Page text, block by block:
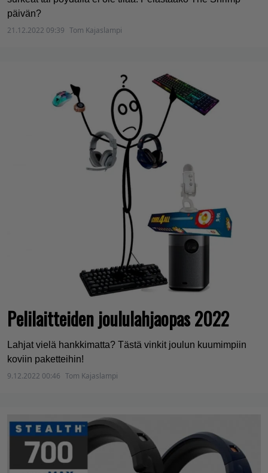
päivän?
21.12.2022 09:39 Tom Kajaslampi
Pelilaitteiden joululahjaopas 2022
Lahjat vielä hankkimatta? Tästä vinkit joulun kuumimpiin
koviin paketteihin!
9.12.2022 00:46 Tom Kajaslampi